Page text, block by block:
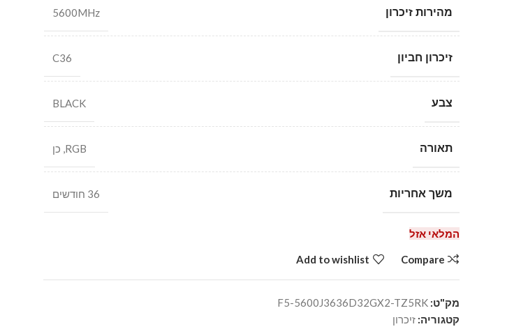
מהירות זיכרון 5600MHz
זיכרון חביון C36
צבע BLACK
תאורה RGB
, כן
משך אחריות 36 חודשים
המלאי אזל
Compare
Add to wishlist
מק"ט: F5-5600J3636D32GX2-TZ5RK
קטגוריה: זיכרון